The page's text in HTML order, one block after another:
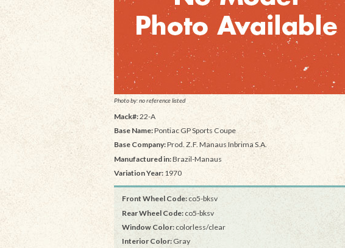
Photo by: no reference listed
Mack#:22-A
Base Name:Pontiac GP Sports Coupe
Base Company:Prod. Z.F. Manaus Inbrima S.A.
Manufactured in:Brazil-Manaus
Variation Year: 1970
Front Wheel Code:co5-bksv
Rear Wheel Code:co5-bksv
Window Color:colorless/clear
Interior Color:Gray